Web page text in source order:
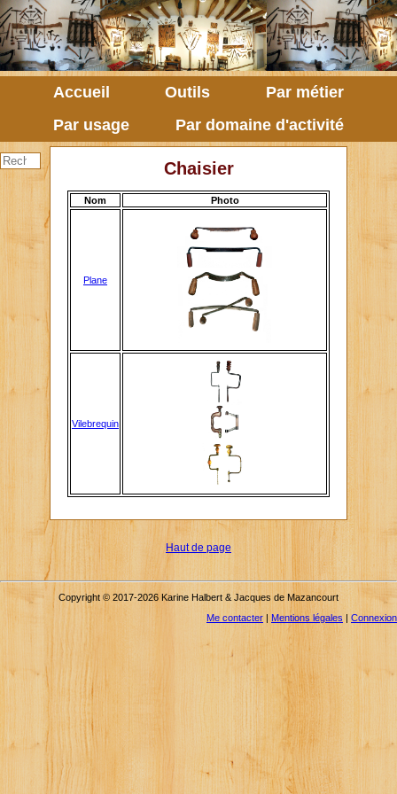
Accueil Outils
Par métier
Par usage
Par domaine d'activité
Chaisier
Nom Photo
Plane
Vilebrequin
Haut de page
Copyright © 2017-2026 Karine Halbert & Jacques de Mazancourt
Me contacter
Mentions légales Connexion